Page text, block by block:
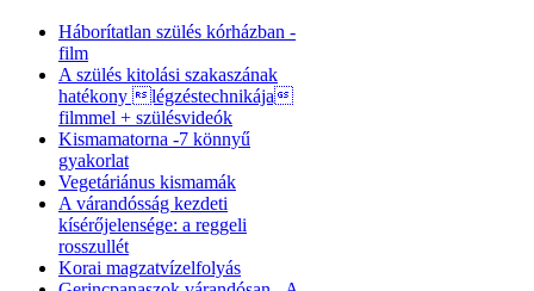
Háborítatlan szülés kórházban -
film
A szülés kitolási szakaszának
hatékony légzéstechnikája
filmmel + szülésvideók
Kismamatorna -7 könnyű
gyakorlat
Vegetáriánus kismamák
A várandósság kezdeti
kísérőjelensége: a reggeli
rosszullét
Korai magzatvízelfolyás